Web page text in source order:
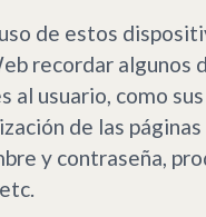
de estos
recordar algunos
al usuario, como
de las
y contraseña,